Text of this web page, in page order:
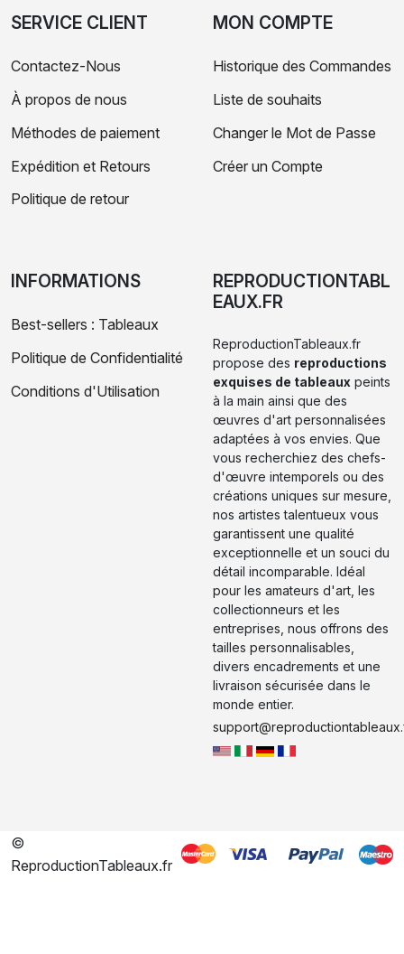
SERVICE CLIENT
Contactez-Nous
À propos de nous
Méthodes de paiement
Expédition et Retours
Politique de retour
MON COMPTE
Historique des Commandes
Liste de souhaits
Changer le Mot de Passe
Créer un Compte
INFORMATIONS
Best-sellers : Tableaux
Politique de Confidentialité
Conditions d'Utilisation
REPRODUCTIONTABL
EAUX.FR
ReproductionTableaux.fr
propose des reproductions
exquises de tableaux peints
à la main ainsi que des
œuvres d'art personnalisées
adaptées à vos envies. Que
vous recherchiez des chefs-
d'œuvre intemporels ou des
créations uniques sur mesure,
nos artistes talentueux vous
garantissent une qualité
exceptionnelle et un souci du
détail incomparable. Idéal
pour les amateurs d'art, les
collectionneurs et les
entreprises, nous offrons des
tailles personnalisables,
divers encadrements et une
livraison sécurisée dans le
monde entier.
©
ReproductionTableaux.fr